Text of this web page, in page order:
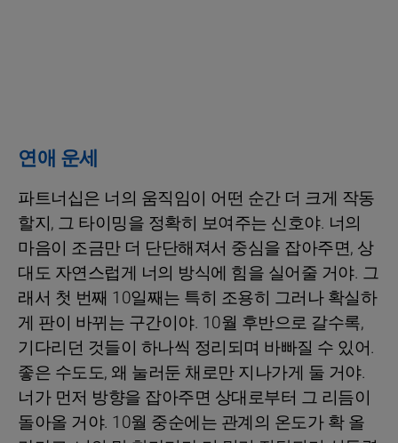
연애 운세
파트너십은 너의 움직임이 어떤 순간 더 크게 작동
할지, 그 타이밍을 정확히 보여주는 신호야. 너의
마음이 조금만 더 단단해져서 중심을 잡아주면, 상
대도 자연스럽게 너의 방식에 힘을 실어줄 거야. 그
래서 첫 번째 10일째는 특히 조용히 그러나 확실하
게 판이 바뀌는 구간이야. 10월 후반으로 갈수록,
기다리던 것들이 하나씩 정리되며 바빠질 수 있어.
좋은 수도도, 왜 눌러둔 채로만 지나가게 둘 거야.
너가 먼저 방향을 잡아주면 상대로부터 그 리듬이
돌아올 거야. 10월 중순에는 관계의 온도가 확 올